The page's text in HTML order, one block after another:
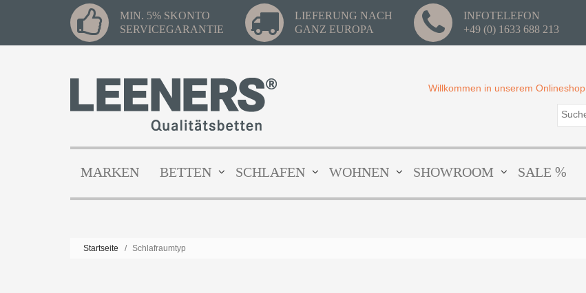
MIN. 5% SKONTO
SERVICEGARANTIE
LIEFERUNG NACH
GANZ EUROPA
INFOTELEFON
+49 (0) 1633 688 213
Willkommen in unserem Onlineshop
MARKEN BETTEN SCHLAFEN WOHNEN SHOWROOM SALE %
Startseite / Schlafraumtyp